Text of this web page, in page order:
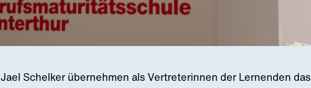
Schelker übernehmen als Vertreterinnen der Lernenden das